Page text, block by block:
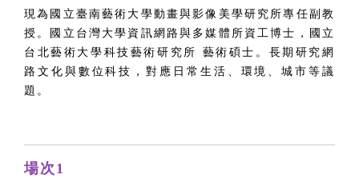
現為國立臺南藝術大學動畫與影像美學研究所專任副教
授。國立台灣大學資訊網路與多媒體所資工博士，國立
台北藝術大學科技藝術研究所 藝術碩士。長期研究網
路文化與數位科技，對應日常生活、環境、城市等議
題。
場次1